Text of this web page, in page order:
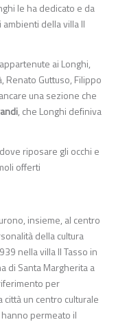
le ha dedicato e da
della villa Il
ai Longhi,
Renato Guttuso, Filippo
una sezione che
, che Longhi definiva
dove riposare gli occhi e
offerti
insieme, al centro
della cultura
nella villa Il Tasso in
di Santa Margherita a
per
un centro culturale
permeato il